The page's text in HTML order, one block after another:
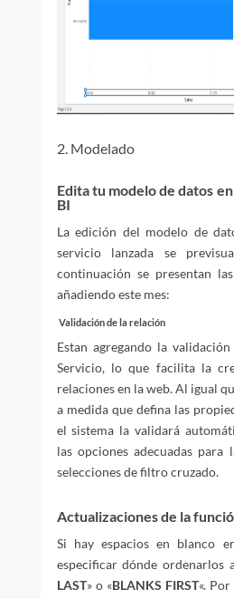
2. Modelado
Edita tu modelo de datos
BI
La edición del modelo de
servicio lanzada se
continuación se presentan
añadiendo este mes:
Validación de la relación
Estan agregando la
Servicio, lo que facilita la
relaciones en la web. Al igual
a medida que defina las
el sistema la validará
las opciones adecuadas para
selecciones de filtro cruzado.
Actualizaciones de la
Si hay espacios en blanco
especificar dónde ordenarlos
LAST» o «BLANKS FIRST«.